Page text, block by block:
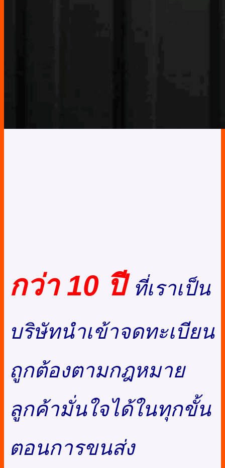
กว่า 10 ปี ที่เราเป็น
บริษัทนำเข้าจดทะเบียน
ถูกต้องตามกฎหมาย
ลูกค้ามั่นใจได้ในทุกขั้น
ตอนการขนส่ง